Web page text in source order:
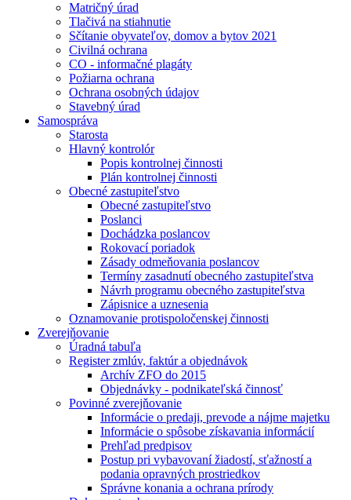
Matričný úrad
Tlačivá na stiahnutie
Sčítanie obyvateľov, domov a bytov 2021
Civilná ochrana
CO - informačné plagáty
Požiarna ochrana
Ochrana osobných údajov
Stavebný úrad
Samospráva
Starosta
Hlavný kontrolór
Popis kontrolnej činnosti
Plán kontrolnej činnosti
Obecné zastupiteľstvo
Obecné zastupiteľstvo
Poslanci
Dochádzka poslancov
Rokovací poriadok
Zásady odmeňovania poslancov
Termíny zasadnutí obecného zastupiteľstva
Návrh programu obecného zastupiteľstva
Zápisnice a uznesenia
Oznamovanie protispoločenskej činnosti
Zverejňovanie
Úradná tabuľa
Register zmlúv, faktúr a objednávok
Archív ZFO do 2015
Objednávky - podnikateľská činnosť
Povinné zverejňovanie
Informácie o predaji, prevode a nájme majetku
Informácie o spôsobe získavania informácií
Prehľad predpisov
Postup pri vybavovaní žiadostí, sťažností a
podania opravných prostriedkov
Správne konania a ochrana prírody